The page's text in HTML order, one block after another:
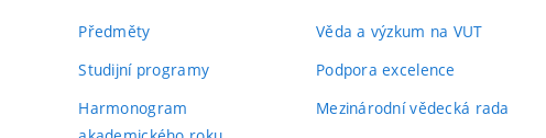
Předměty
Studijní programy
Harmonogram
Věda a výzkum na VUT
Podpora excelence
Mezinárodní vědecká rada